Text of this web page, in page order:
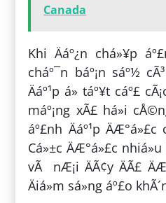
Canada
Khi Äáº¿n chá»¥p
cháº¯n báº¡n sáº½
Äáº¹p á» táº¥t cáº£
máº¡ng xÃ£ há»i
áº£nh Äáº¹p
Cá»±c ÄÆ°á»£c
vÃ nÆ¡i ÄÃ¢y ÄÃ£
Äiá»m sá»ng áº£o